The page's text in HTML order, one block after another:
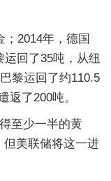
2014年，德国
回了35吨，从纽
黎运回了约110.5
返了200吨。
至少一半的黄
美联储将这一进